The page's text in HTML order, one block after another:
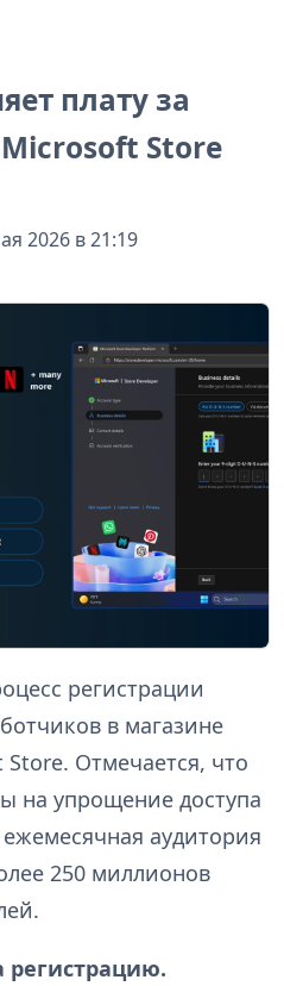
плату за
Store
2026 в 21:19
регистрации
в магазине
Отмечается, что
на упрощение доступа
аудитория
250 миллионов
регистрацию.